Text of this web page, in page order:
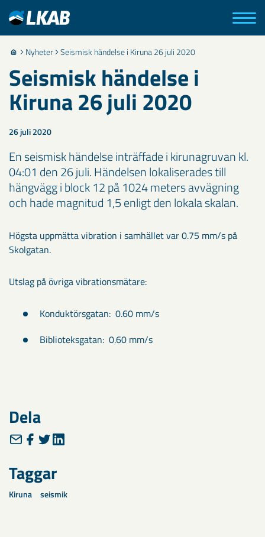
Nyheter Seismisk händelse i Kiruna 26 juli 2020
Seismisk händelse i
Kiruna 26 juli 2020
26 juli 2020
En seismisk händelse inträffade i kirunagruvan kl.
04:01 den 26 juli. Händelsen lokaliserades till
hängvägg i block 12 på 1024 meters avvägning
och hade magnitud 1,5 enligt den lokala skalan.
Högsta uppmätta vibration i samhället var 0.75 mm/s på
Skolgatan.
Utslag på övriga vibrationsmätare:
Konduktörsgatan: 0.60 mm/s
Biblioteksgatan: 0.60 mm/s
Dela
Taggar
Kiruna seismik